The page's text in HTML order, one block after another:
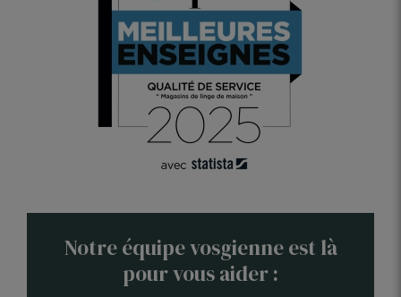
Notre équipe vosgienne est là
pour vous aider :